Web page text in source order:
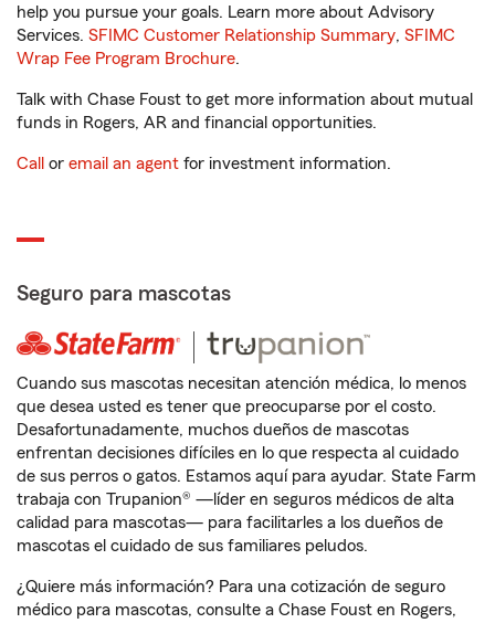
help you pursue your goals. Learn more about Advisory
Services. SFIMC Customer Relationship Summary, SFIMC
Wrap Fee Program Brochure.
Talk with Chase Foust to get more information about mutual
funds in Rogers, AR and financial opportunities.
Call or email an agent for investment information.
Seguro para mascotas
Cuando sus mascotas necesitan atención médica, lo menos
que desea usted es tener que preocuparse por el costo.
Desafortunadamente, muchos dueños de mascotas
enfrentan decisiones difíciles en lo que respecta al cuidado
de sus perros o gatos. Estamos aquí para ayudar. State Farm
trabaja con Trupanion® —líder en seguros médicos de alta
calidad para mascotas— para facilitarles a los dueños de
mascotas el cuidado de sus familiares peludos.
¿Quiere más información? Para una cotización de seguro
médico para mascotas, consulte a Chase Foust en Rogers,